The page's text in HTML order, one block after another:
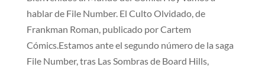
hablar de File Number. El Culto Olvidado, de
Frankman Roman, publicado por Cartem
Cómics.Estamos ante el segundo número de la saga
File Number, tras Las Sombras de Board Hills,